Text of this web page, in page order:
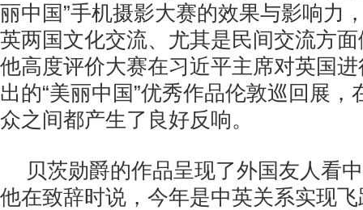
丽中国”手机摄影大赛的效果与影响力
英两国文化交流、尤其是民间交流方
他高度评价大赛在习近平主席对英国
出的“美丽中国”优秀作品伦敦巡回展，
众之间都产生了良好反响。
贝茨勋爵的作品呈现了外国友人看
他在致辞时说，今年是中英关系实现